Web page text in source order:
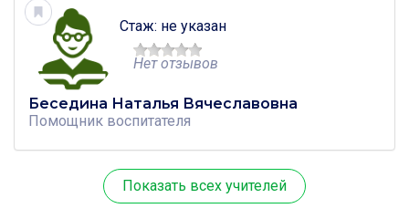
Стаж: не указан
Нет отзывов
Беседина Наталья Вячеславовна
Помощник воспитателя
Показать всех учителей